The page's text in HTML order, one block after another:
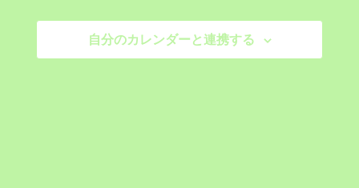
ビ
ゲ
シ
ョ
ー
自分のカレンダーと連携する